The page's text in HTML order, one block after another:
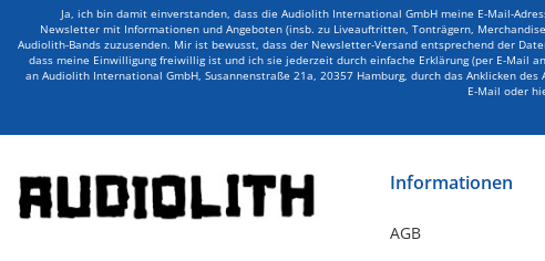
Ja, ich bin damit einverstanden, dass die Audiolith International GmbH meine E-Mail-
Newsletter mit Informationen und Angeboten (insb. zu Liveauftritten, Tonträgern,
Audiolith-Bands zuzusenden. Mir ist bewusst, dass der Newsletter-Versand entsprechend der
dass meine Einwilligung freiwillig ist und ich sie jederzeit durch einfache Erklärung (per E-Mail
an Audiolith International GmbH, Susannenstraße 21a, 20357 Hamburg, durch das Anklicken
E-Mail oder
Informationen
AGB